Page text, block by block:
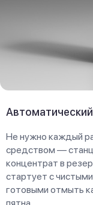
Не нужно каждый
средством —
концентрат в
стартует с
готовыми отмыть